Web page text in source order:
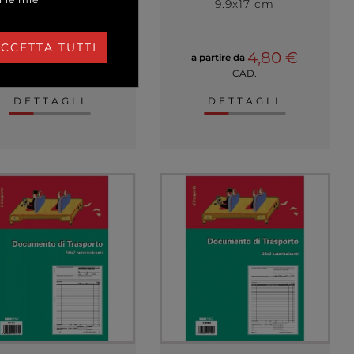
8,50 €
DETTAGLI
9.9x17 cm
a partire da 4,80 €
CAD.
DETTAGLI
TUTTI